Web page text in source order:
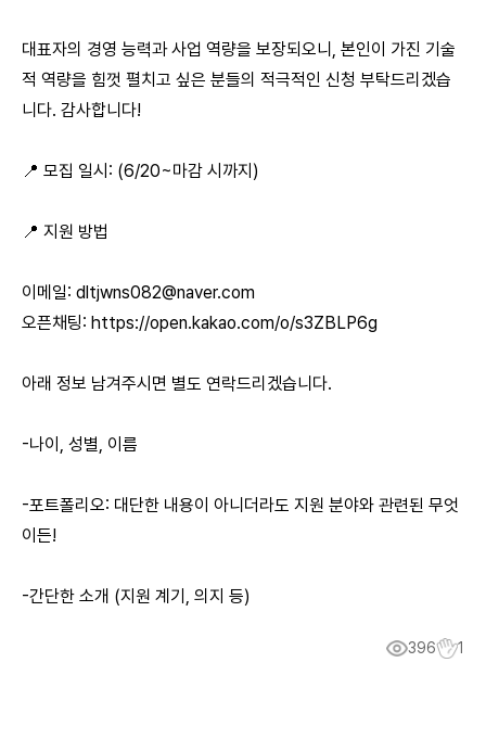
대표자의 경영 능력과 사업 역량을 보장되오니, 본인이 가진 기술
적 역량을 힘껏 펼치고 싶은 분들의 적극적인 신청 부탁드리겠습
니다. 감사합니다!
📍 모집 일시: (6/20~마감 시까지)
📍 지원 방법
이메일: dltjwns082@naver.com
오픈채팅: https://open.kakao.com/o/s3ZBLP6g
아래 정보 남겨주시면 별도 연락드리겠습니다.
-나이, 성별, 이름
-포트폴리오: 대단한 내용이 아니더라도 지원 분야와 관련된 무엇
이든!
-간단한 소개 (지원 계기, 의지 등)
396 1